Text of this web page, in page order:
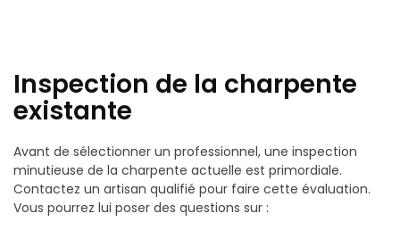
Inspection de la charpente
existante
Avant de sélectionner un professionnel, une inspection
minutieuse de la charpente actuelle est primordiale.
Contactez un artisan qualifié pour faire cette évaluation.
Vous pourrez lui poser des questions sur :